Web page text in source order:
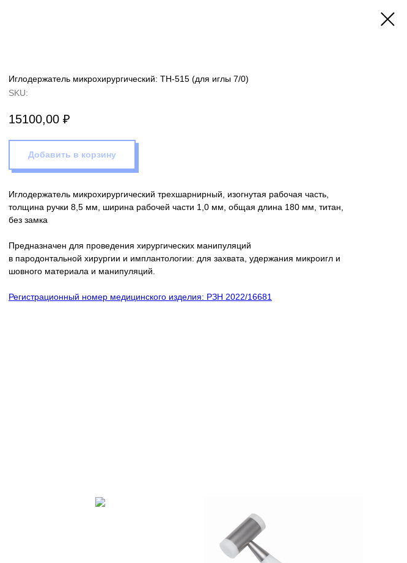
Иглодержатель микрохирургический: TH-515 (для иглы 7/0)
SKU:
15100,00 ₽
Добавить в корзину
Иглодержатель микрохирургический трехшарнирный, изогнутая рабочая часть,
толщина ручки 8,5 мм, ширина рабочей части 1,0 мм, общая длина 180 мм, титан,
без замка
Предназначен для проведения хирургических манипуляций
в пародонтальной хирургии и имплантологии: для захвата, удержания микроигл и
шовного материала и манипуляций.
Регистрационный номер медицинского изделия: РЗН 2022/16681